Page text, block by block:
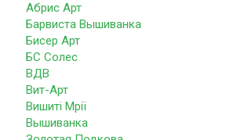
Абрис Арт
Барвиста Вышиванка
Бисер Арт
БС Солес
ВДВ
Вит-Арт
Вишиті Мрії
Вышиванка